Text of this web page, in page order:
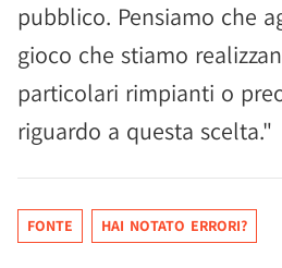
pubblico. Pensiamo che
gioco che stiamo
particolari rimpianti o
riguardo a questa scelta."
FONTE HAI NOTATO ERRORI?